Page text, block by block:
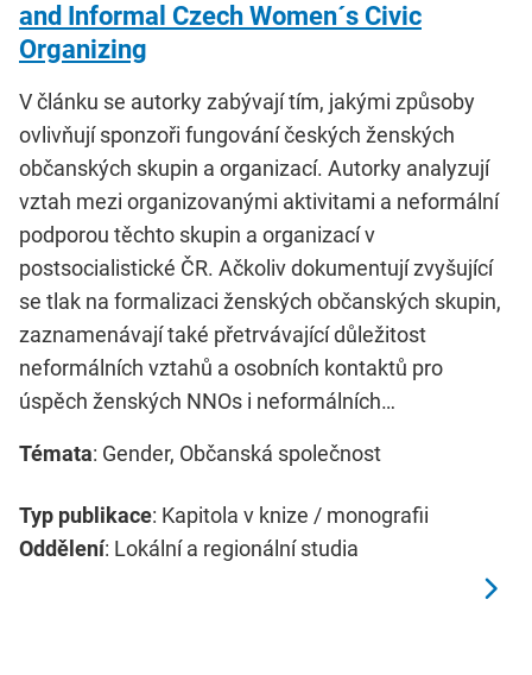
and Informal Czech Women´s Civic
Organizing
V článku se autorky zabývají tím, jakými způsoby
ovlivňují sponzoři fungování českých ženských
občanských skupin a organizací. Autorky analyzují
vztah mezi organizovanými aktivitami a neformální
podporou těchto skupin a organizací v
postsocialistické ČR. Ačkoliv dokumentují zvyšující
se tlak na formalizaci ženských občanských skupin,
zaznamenávají také přetrvávající důležitost
neformálních vztahů a osobních kontaktů pro
úspěch ženských NNOs i neformálních…
Témata: Gender, Občanská společnost
Typ publikace: Kapitola v knize / monografii
Oddělení: Lokální a regionální studia